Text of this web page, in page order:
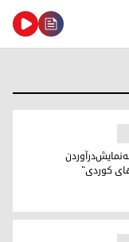
کوردی"
کوردی"